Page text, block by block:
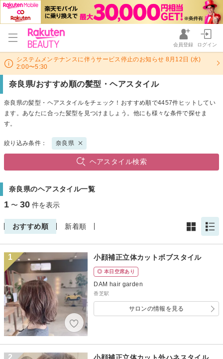
会員登録 ログイン
システムメンテナンスに伴うサービス停止のお知らせ 8月12日 (水)
2:00〜5:30
奈良県/おすすめ順の髪型・ヘアスタイル
奈良県の髪型・ヘアスタイルをチェック！おすすめ順で4457件ヒットしてい
ます。あなたに合った髪型を見つけましょう。他にも様々な条件で探せま
す。
絞り込み条件： 奈良県
ヘアスタイル検索
奈良県のヘアスタイル一覧
1 〜 30 件を表示
おすすめ順 新着順
1 小顔補正立体カットボブスタイル
◎ 本日空席あり
DAM hair garden
香芝駅
サロンの情報を見る